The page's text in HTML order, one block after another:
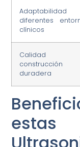
diferentes
clínicos
Calidad
construcción
duradera
estas